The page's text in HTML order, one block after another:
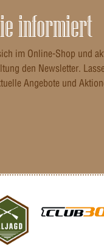
informiert
im Online-Shop und
den Newsletter.
Angebote und